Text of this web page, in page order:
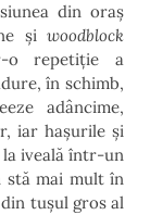
din oraș
și woodblock
o repetiție a
în schimb,
adâncime,
iar hașurile și
iveală într-un
stă mai mult în
tușul gros al